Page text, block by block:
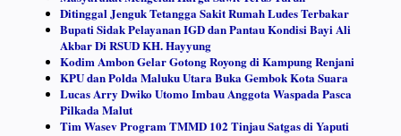
Ditinggal Jenguk Tetangga Sakit Rumah Ludes Terbakar
Bupati Sidak Pelayanan IGD dan Pantau Kondisi Bayi Ali
Akbar Di RSUD KH. Hayyung
Kodim Ambon Gelar Gotong Royong di Kampung Renjani
KPU dan Polda Maluku Utara Buka Gembok Kota Suara
Lucas Arry Dwiko Utomo Imbau Anggota Waspada Pasca
Pilkada Malut
Tim Wasev Program TMMD 102 Tinjau Satgas di Yaputi